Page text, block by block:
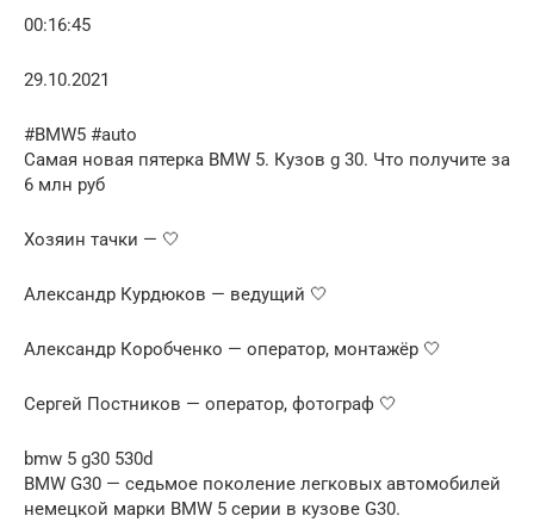
00:16:45
29.10.2021
#BMW5 #auto
Самая новая пятерка BMW 5. Кузов g 30. Что получите за
6 млн руб
Хозяин тачки — 🤍
Александр Курдюков — ведущий 🤍
Александр Коробченко — оператор, монтажёр 🤍
Сергей Постников — оператор, фотограф 🤍
bmw 5 g30 530d
BMW G30 — седьмое поколение легковых автомобилей
немецкой марки BMW 5 серии в кузове G30.